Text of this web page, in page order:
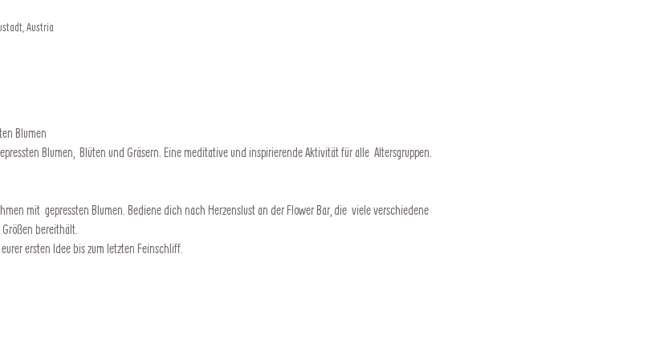
Austria
Blumen
Blumen,  Blüten und Gräsern. Eine meditative und inspirierende Aktivität für alle  Altersgruppen.
mit  gepressten Blumen. Bediene dich nach Herzenslust an der Flower Bar, die  viele verschiedene
bereithält.
ersten Idee bis zum letzten Feinschliff.